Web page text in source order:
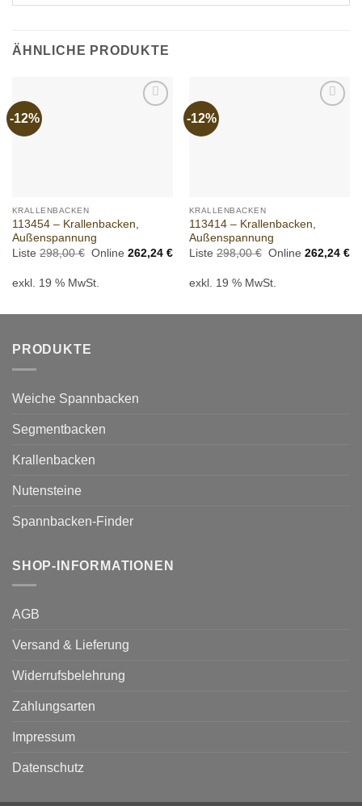
ÄHNLICHE PRODUKTE
-12%
KRALLENBACKEN
113454 – Krallenbacken,
Außenspannung
Liste 298,00€ Ursprünglicher
298,00 €
Online 262,24 €Aktueller
262,24 €.
exkl. 19 % MwSt.
-12%
KRALLENBACKEN
113414 – Krallenbacken,
Außenspannung
Liste 298,00€ Ursprünglicher
298,00 €
Online 262,24 €
exkl. 19 % MwSt.
PRODUKTE
Weiche Spannbacken
Segmentbacken
Krallenbacken
Nutensteine
Spannbacken-Finder
SHOP-INFORMATIONEN
AGB
Versand & Lieferung
Widerrufsbelehrung
Zahlungsarten
Impressum
Datenschutz